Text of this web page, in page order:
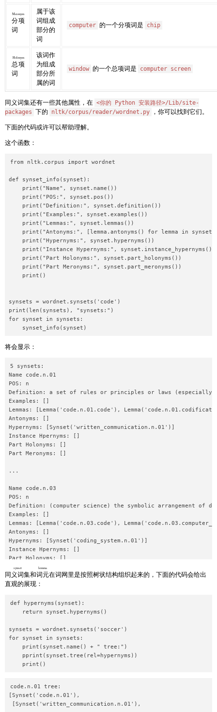
分项
词
Meronym
属于该
词组成
部分的
词
computer 的一个分项词是 chip
总项
词
Holonym
该词作
为组成
部分所
属的词
window 的一个总项词是 computer screen
同义词集还有一些其他属性，在 <你的 Python 安装路径>/Lib/site-
packages 下的 nltk/corpus/reader/wordnet.py
，你可以找到它们。
下面的代码或许可以帮助理解。
这个函数：
from nltk.corpus import wordnet
def synset_info(synset):
    print("Name", synset.name())
    print("POS:", synset.pos())
    print("Definition:", synset.definition())
    print("Examples:", synset.examples())
    print("Lemmas:", synset.lemmas())
print("Antonyms:", [lemma.antonyms() for lemma in
    print("Hypernyms:", synset.hypernyms())
    print("Instance Hypernyms:", synset.instance_hypernyms())
    print("Part Holonyms:", synset.part_holonyms())
    print("Part Meronyms:", synset.part_meronyms())
    print()
synsets = wordnet.synsets('code')
print(len(synsets), "synsets:")
for synset in synsets:
将会显示：
5 synsets:
Name code.n.01
POS: n
Definition: a set of rules or principles or laws (especially
Examples: []
Lemmas: [Lemma('code.n.01.code'),
Antonyms: []
Hypernyms: [Synset('written_communication.n.01')]
Instance Hpernyms: []
Part Holonyms: []
Part Meronyms: []
...
Name code.n.03
POS: n
Definition: (computer science) the symbolic arrangement of
Examples: []
Lemmas: [Lemma('code.n.03.code'),
Antonyms: []
Hypernyms: [Synset('coding_system.n.01')]
Instance Hpernyms: []
Part Holonyms: []
Part Meronyms: []
...
Name code.v.02
POS: v
Examples: ['We should encode the message for security
Lemmas: [Lemma('code.v.02.code'),
Antonyms: []
Hypernyms: [Synset('encode.v.01')]
Instance Hpernyms: []
同义词集
synset
和词元
lemma
在词网里是按照树状结构组织起来的，下面的代码会给出
直观的展现：
def hypernyms(synset):
    return synset.hypernyms()
synsets = wordnet.synsets('soccer')
for synset in synsets:
    print(synset.name() + " tree:")
    pprint(synset.tree(rel=hypernyms))
code.n.01 tree:
[Synset('code.n.01'),
[Synset('written_communication.n.01'),